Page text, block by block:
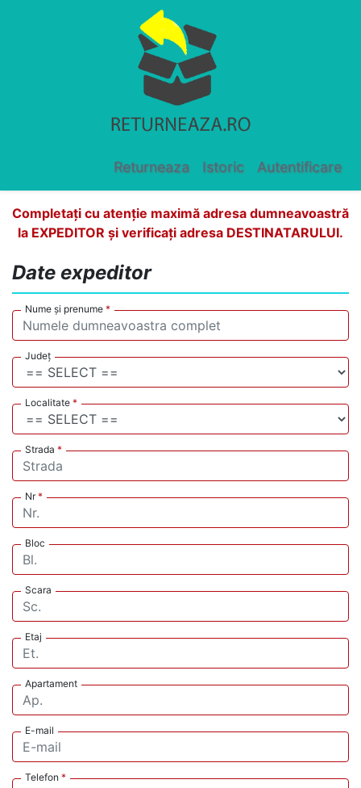
Returneaza Istoric Autentificare
Completați cu atenție maximă adresa dumneavoastră
la EXPEDITOR și verificați adresa DESTINATARULUI.
Date expeditor
Nume și prenume *
Județ
Localitate *
Strada *
Nr*
Bloc
Scara
Etaj
Apartament
E-mail
Telefon *